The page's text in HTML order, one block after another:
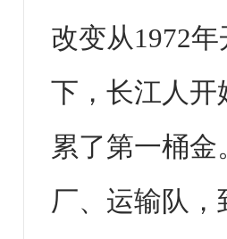
改变从1972
下，长江人开
累了第一桶
厂、运输队，